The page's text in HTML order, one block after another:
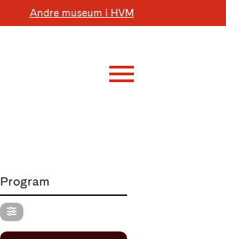
Andre museum i HVM
Program